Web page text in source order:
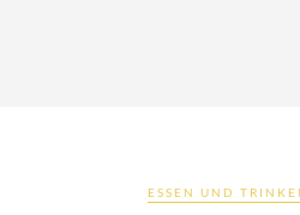
ESSEN UND